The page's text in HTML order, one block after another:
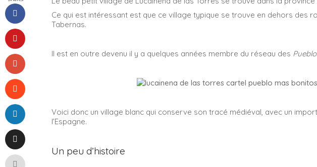
Ce qui est intéressant est que ce village typique se trouve en dehors des
Tabernas.
Il est en outre devenu il y a quelques années membre du réseau des
Voici donc un village blanc qui conserve son tracé médiéval, avec un
l’Espagne.
Un peu d’histoire